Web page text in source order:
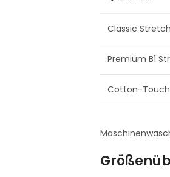
Classic Stretch
Premium B1
Cotton-Touch